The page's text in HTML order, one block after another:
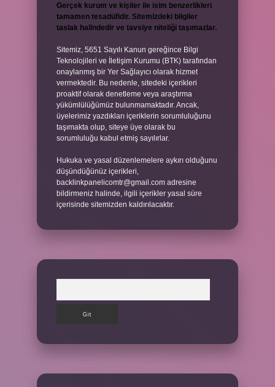
Gerçek kurum ve kişiler ile isim benzerlikleri
tamamen tesadüfidir. Sitemizdeki bilgiler
taslak halindedir ve tavsiye niteliği taşımazlar.
Sitemiz, 5651 Sayılı Kanun gereğince Bilgi
Teknolojileri ve İletişim Kurumu (BTK) tarafından
onaylanmış bir Yer Sağlayıcı olarak hizmet
vermektedir. Bu nedenle, sitedeki içerikleri
proaktif olarak denetleme veya araştırma
yükümlülüğümüz bulunmamaktadır. Ancak,
üyelerimiz yazdıkları içeriklerin sorumluluğunu
taşımakta olup, siteye üye olarak bu
sorumluluğu kabul etmiş sayılırlar.
Hukuka ve yasal düzenlemelere aykırı olduğunu
düşündüğünüz içerikleri,
backlinkpanelicomtr@gmail.com adresine
bildirmeniz halinde, ilgili içerikler yasal süre
içerisinde sitemizden kaldırılacaktır.